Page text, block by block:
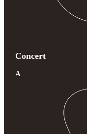
Concert
A